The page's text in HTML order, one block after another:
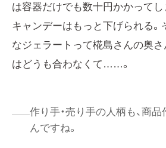
は容器だけでも数十円かかってし
キャンデーはもっと下げられる。
なジェラートって椛島さんの奥
はどうも合わなくて……。
作り手・売り手の人柄も、商
んですね。